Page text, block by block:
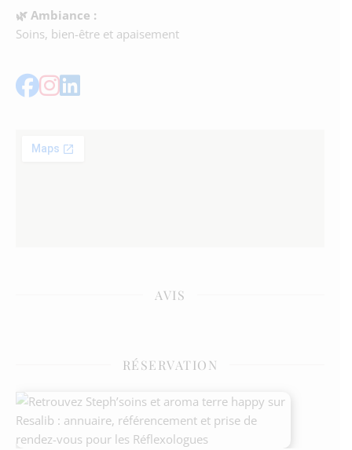
🌿 Ambiance :
Soins, bien-être et apaisement
AVIS
RÉSERVATION